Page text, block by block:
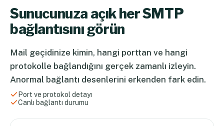
Sunucunuza açık her SMTP
bağlantısını görün
Mail geçidinize kimin, hangi porttan ve hangi
protokolle bağlandığını gerçek zamanlı izleyin.
Anormal bağlantı desenlerini erkenden fark edin.
Port ve protokol detayı
Canlı bağlantı durumu